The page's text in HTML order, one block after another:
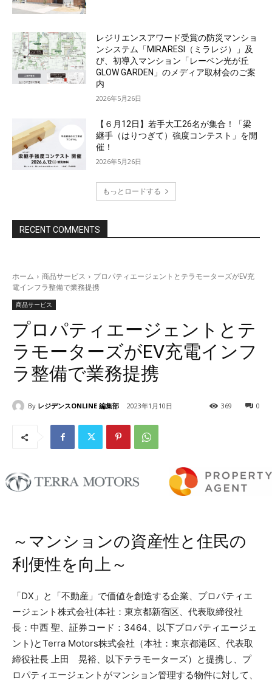
レジリエンスアワード受賞の防災マンショ
ンシステム「MIRARESI（ミラレジ）」及
び、初導入マンション「レーベン光が丘
GLOW GARDEN」のメディア取材会のご案
内
2026年5月26日
【６月12日】若手大工26名が集合！「梁
継手（はりつぎて）強度コンテスト」を開
催！
2026年5月26日
もっとロードする
RECENT COMMENTS